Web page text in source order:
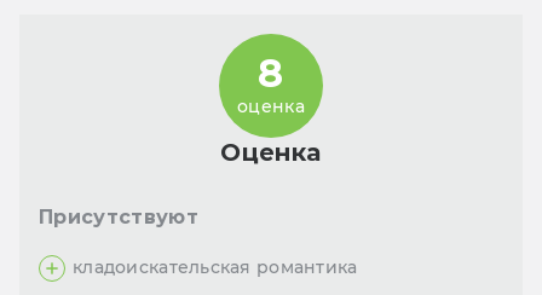
Оценка
8
оценка
Присутствуют
кладоискательская романтика